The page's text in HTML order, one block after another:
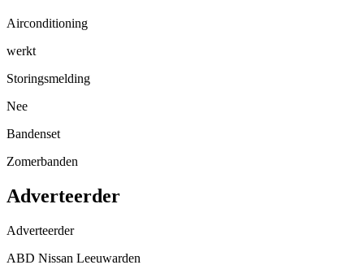
Airconditioning
werkt
Storingsmelding
Nee
Bandenset
Zomerbanden
Adverteerder
Adverteerder
ABD Nissan Leeuwarden